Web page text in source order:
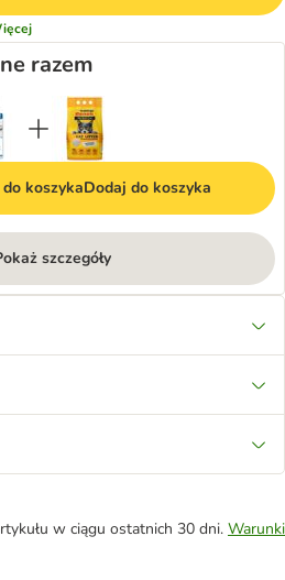
razem
koszykaDodaj do koszyka
szczegóły
w ciągu ostatnich 30 dni. Warunki